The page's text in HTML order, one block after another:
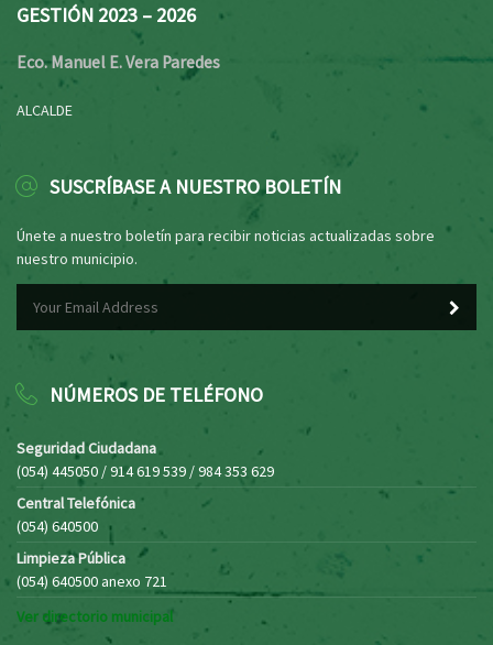
GESTIÓN 2023 – 2026
Eco. Manuel E. Vera Paredes
ALCALDE
SUSCRÍBASE A NUESTRO BOLETÍN
Únete a nuestro boletín para recibir noticias actualizadas sobre
nuestro municipio.
NÚMEROS DE TELÉFONO
Seguridad Ciudadana
(054) 445050 / 914 619 539 / 984 353 629
Central Telefónica
(054) 640500
Limpieza Pública
(054) 640500 anexo 721
Ver directorio municipal